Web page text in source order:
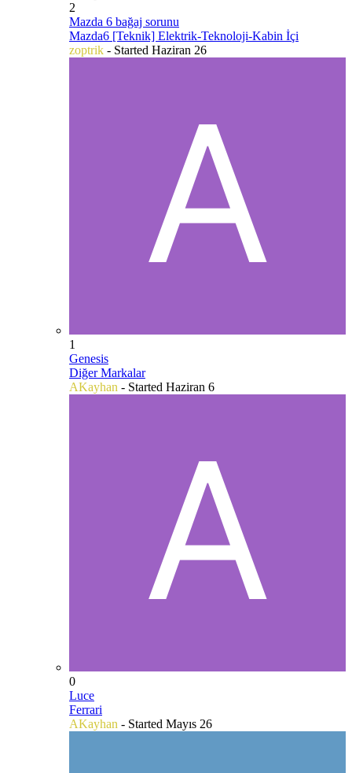
2
Mazda 6 bağaj sorunu
Mazda6 [Teknik] Elektrik-Teknoloji-Kabin İçi
zoptrik - Started Haziran 26
1
Genesis
Diğer Markalar
AKayhan - Started Haziran 6
0
Luce
Ferrari
AKayhan - Started Mayıs 26